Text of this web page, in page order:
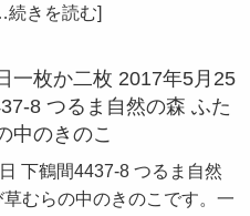
続きを読む]
一枚か二枚 2017年5月25
8 つるま自然の森 ふた
中のきのこ
下鶴間4437-8 つるま自然
むらの中のきのこです。一